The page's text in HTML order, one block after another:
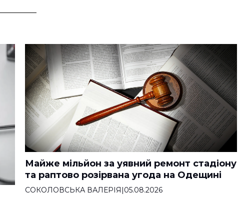
Майже мільйон за уявний ремонт стадіону
та раптово розірвана угода на Одещині
СОКОЛОВСЬКА ВАЛЕРІЯ|05.08.2026